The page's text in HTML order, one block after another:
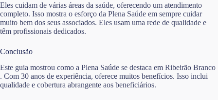
Eles cuidam de várias áreas da saúde, oferecendo um atendimento
completo. Isso mostra o esforço da Plena Saúde em sempre cuidar
muito bem dos seus associados. Eles usam uma rede de qualidade e
têm profissionais dedicados.
Conclusão
Este guia mostrou como a Plena Saúde se destaca em Ribeirão Branco
. Com 30 anos de experiência, oferece muitos benefícios. Isso inclui
qualidade e cobertura abrangente aos beneficiários.